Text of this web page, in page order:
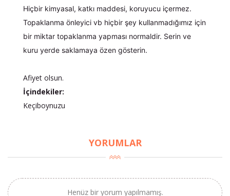
Hiçbir kimyasal, katkı maddesi, koruyucu içermez.
Topaklanma önleyici vb hiçbir şey kullanmadığımız için
bir miktar topaklanma yapması normaldir. Serin ve
kuru yerde saklamaya özen gösterin.
Afiyet olsun.
İçindekiler:
Keçiboynuzu
YORUMLAR
Henüz bir yorum yapılmamış.
×
BU HAFTANIN PLANLI İNDİRİMİ